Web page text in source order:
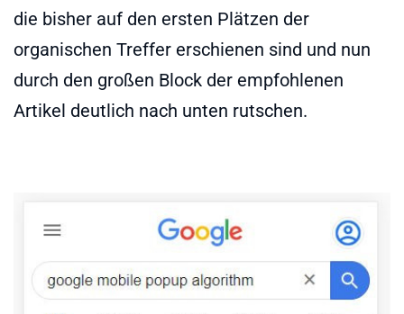
die bisher auf den ersten Plätzen der
organischen Treffer erschienen sind und nun
durch den großen Block der empfohlenen
Artikel deutlich nach unten rutschen.